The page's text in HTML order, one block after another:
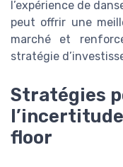
l’expérience de
peut offrir une
marché et
stratégie
Stratégies
floor